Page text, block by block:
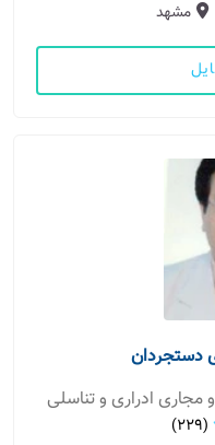
مشهد
دستجردان
ادراری و تناسلی
(229)